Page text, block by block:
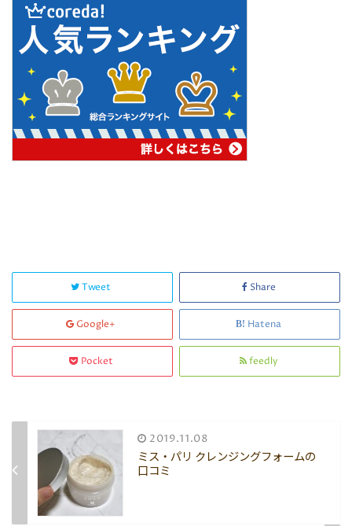
Tweet Share
Google+ Hatena
Pocket feedly
2019.11.08
ミス・パリ クレンジングフォームの
口コミ